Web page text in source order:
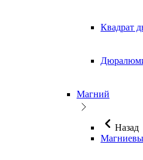
Квадрат
Магний
Назад